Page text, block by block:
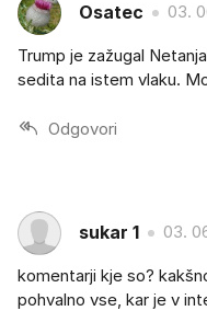
Osatec 03.
Trump je zažugal
sedita na istem vlaku.
Odgovori
sukar 1 03.
komentarji kje so?
pohvalno vse, kar je v